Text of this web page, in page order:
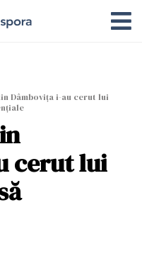
Dâmboviţa i-au cerut lui
cerut lui